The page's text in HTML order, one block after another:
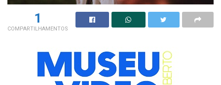
1
COMPARTILHAMENTOS